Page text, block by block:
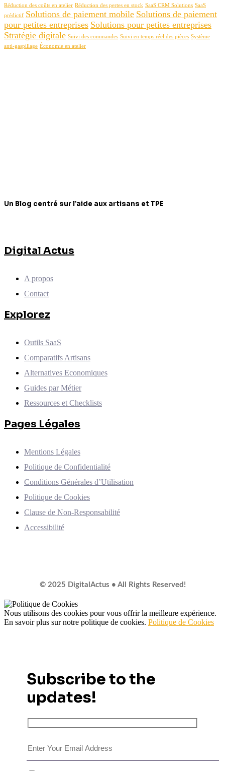
Réduction des coûts en atelier Réduction des pertes en stock SaaS CRM Solutions SaaS
prédictif Solutions de paiement mobile Solutions de paiement
pour petites entreprises Solutions pour petites entreprises
Stratégie digitale Suivi des commandes Suivi en temps réel des pièces Système
anti-gaspillage Économie en atelier
Un Blog centré sur l’aide aux artisans et TPE
Digital Actus
A propos
Contact
Explorez
Outils SaaS
Comparatifs Artisans
Alternatives Economiques
Guides par Métier
Ressources et Checklists
Pages Légales
Mentions Légales
Politique de Confidentialité
Conditions Générales d’Utilisation
Politique de Cookies
Clause de Non-Responsabilité
Accessibilité
© 2025 DigitalActus • All Rights Reserved!
Nous utilisons des cookies pour vous offrir la meilleure expérience.
En savoir plus sur notre politique de cookies. Politique de Cookies
Subscribe to the
updates!